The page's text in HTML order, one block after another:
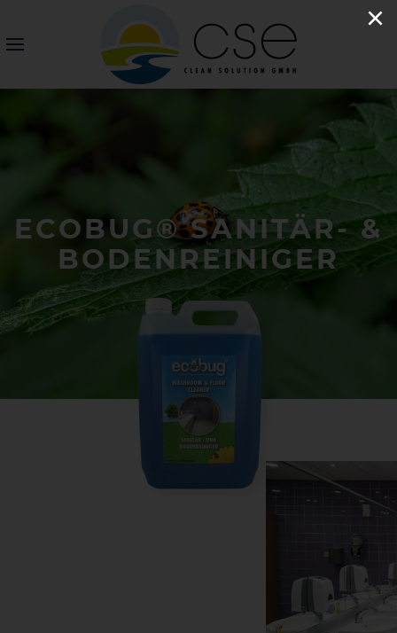
ECOBUG® SANITÄR- &
BODENREINIGER
×